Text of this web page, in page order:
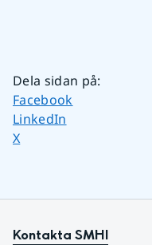
Dela sidan på:
Dela sidan på
Facebook
Dela sidan på
LinkedIn
Dela sidan på
X
Kontakta SMHI